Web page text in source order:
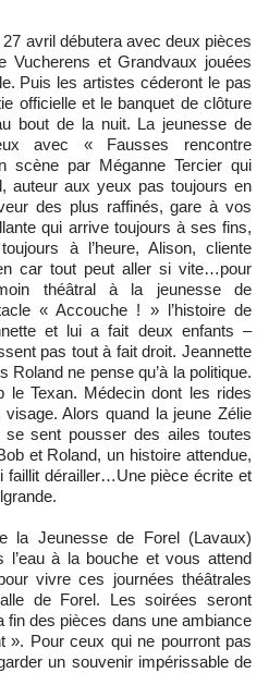
avril débutera avec deux pièces
Vucherens et Grandvaux jouées
Puis les artistes céderont le pas
officielle et le banquet de clôture
bout de la nuit. La jeunesse de
avec « Fausses rencontre
scène par Méganne Tercier qui
auteur aux yeux pas toujours en
des plus raffinés, gare à vos
qui arrive toujours à ses fins,
à l’heure, Alison, cliente
car tout peut aller si vite…pour
théâtral à la jeunesse de
« Accouche ! » l’histoire de
et lui a fait deux enfants –
pas tout à fait droit. Jeannette
Roland ne pense qu’à la politique.
le Texan. Médecin dont les rides
Alors quand la jeune Zélie
sent pousser des ailes toutes
et Roland, un histoire attendue,
faillit dérailler…Une pièce écrite et
la Jeunesse de Forel (Lavaux)
à la bouche et vous attend
vivre ces journées théâtrales
de Forel. Les soirées seront
fin des pièces dans une ambiance
». Pour ceux qui ne pourront pas
un souvenir impérissable de